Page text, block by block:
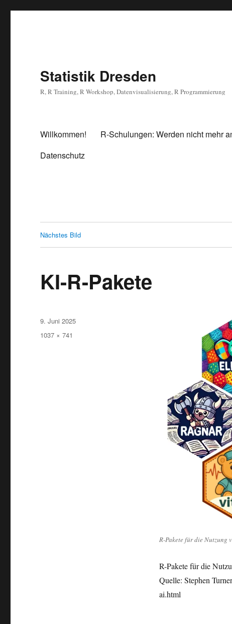
Statistik Dresden
R, R Training, R Workshop, Datenvisualisierung, R Programmierung
Willkommen! R-Schulungen: Werden nicht mehr
Datenschutz
Nächstes Bild
KI-R-Pakete
R-Pakete für die Nutzung
R-Pakete für die
Quelle: Stephen
ai.html
Veröffentlicht
am
9. Juni 2025
Originalgröße
1037 × 741